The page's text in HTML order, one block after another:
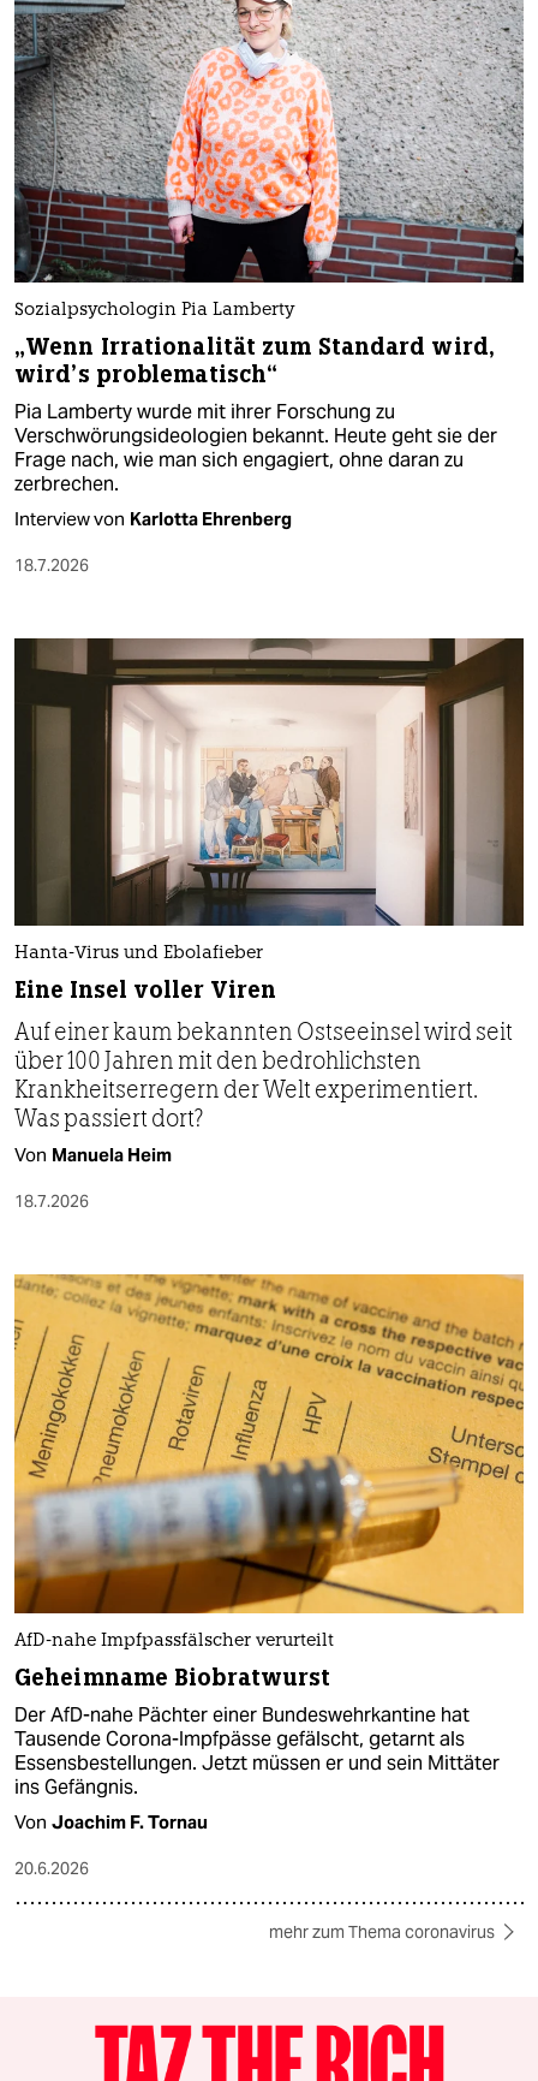
Sozialpsychologin Pia Lamberty
„Wenn Irrationalität zum Standard wird,
wird’s problematisch“
Pia Lamberty wurde mit ihrer Forschung zu
Verschwörungsideologien bekannt. Heute geht sie der
Frage nach, wie man sich engagiert, ohne daran zu
zerbrechen.
Interview von Karlotta Ehrenberg
18.7.2026
Hanta-Virus und Ebolafieber
Eine Insel voller Viren
Auf einer kaum bekannten Ostseeinsel wird seit
über 100 Jahren mit den bedrohlichsten
Krankheitserregern der Welt experimentiert.
Was passiert dort?
Von Manuela Heim
18.7.2026
AfD-nahe Impfpassfälscher verurteilt
Geheimname Biobratwurst
Der AfD-nahe Pächter einer Bundeswehrkantine hat
Tausende Corona-Impfpässe gefälscht, getarnt als
Essensbestellungen. Jetzt müssen er und sein Mittäter
ins Gefängnis.
Von Joachim F. Tornau
20.6.2026
mehr zum Thema coronavirus